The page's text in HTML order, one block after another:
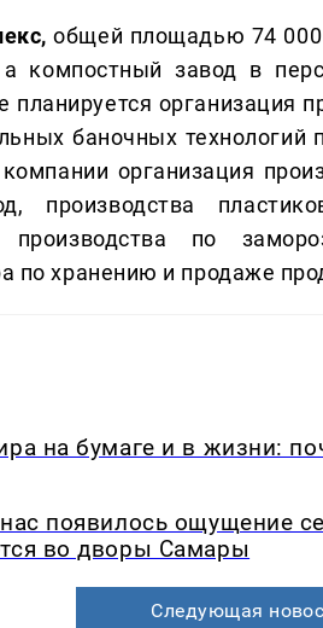
общей площадью 74 000
компостный завод в
планируется организация
баночных технологий
организация
производства
производства по
по хранению и продаже
на бумаге и в жизни:
появилось ощущение
во дворы Самары
Следующая